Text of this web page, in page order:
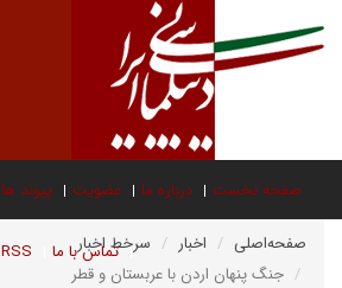
صفحه نخست درباره ما عضویت پیوند ها
تماس با ما RSS صفحه‌اصلی اخبار
سرخط اخبار
جنگ پنهان اردن با عربستان و قطر